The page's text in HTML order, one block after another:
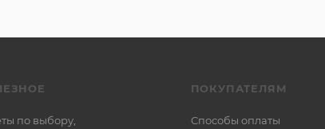
по выбору,
ПОКУПАТЕЛЯМ
Способы оплаты